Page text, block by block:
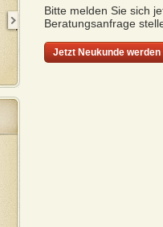
✨ Bereit für deine Antworten?
Deine Seele kennt den Weg. 🔮
Meine lösungsorientierte spirituelle
Kartenlegen schenken dir neue
Klarheit, Kraft und Mut. 🌟
Bitte melden Sie sich
Beratungsanfrage
Jetzt Neukunde werden